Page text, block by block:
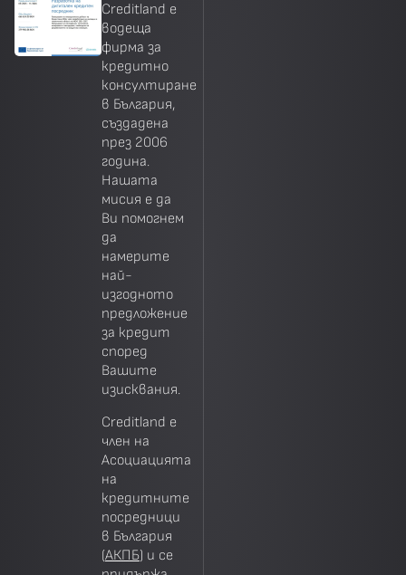
Creditland е
водеща
фирма за
кредитно
консултиране
в България,
създадена
през 2006
година.
Нашата
мисия е да
Ви помогнем
да
намерите
най-
изгодното
предложение
за кредит
според
Вашите
изисквания.
Creditland е
член на
Асоциацията
на
кредитните
посредници
в България
(АКПБ) и се